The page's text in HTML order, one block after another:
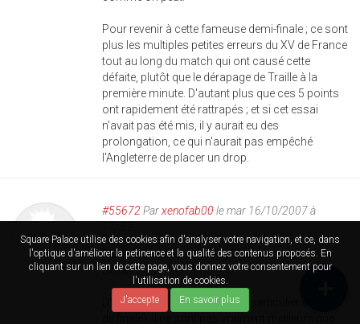
Square Palace utilise des cookies afin d'analyser votre navigation, et ce, dans
l'optique d'améliorer la petinence et la qualité des contenus proposés. En
cliquant sur un lien de cette page, vous donnez votre consentement pour
l'utilisation de cookies.
J'accepte
En savoir plus
Pour revenir à cette fameuse demi-finale ; ce sont
plus les multiples petites erreurs du XV de France
tout au long du match qui ont causé cette
défaite, plutôt que le dérapage de Traille à la
première minute. D'autant plus que ces 5 points
ont rapidement été rattrapés ; et si cet essai
n'avait pas été mis, il y aurait eu des
prolongation, ce qui n'aurait pas empêché
l'Angleterre de placer un drop.
#55672 Parxenofab00 le mar 16/10/2007 à
Plutôt d'accord, sauf en ce qui concerne les
Boks.
D'après ce que j'ai pu voir (en particulier en quart